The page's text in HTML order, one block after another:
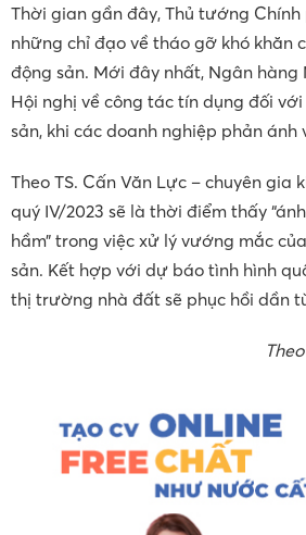
Thời gian gần đây, Thủ tướng Chính
những chỉ đạo về tháo gỡ khó khăn
động sản. Mới đây nhất, Ngân
Hội nghị về công tác tín dụng đối
sản, khi các doanh nghiệp phản ánh
Theo TS. Cấn Văn Lực – chuyên gia
quý IV/2023 sẽ là thời điểm thấy
hầm” trong việc xử lý vướng mắc
sản. Kết hợp với dự báo tình hình
thị trường nhà đất sẽ phục hồi dần